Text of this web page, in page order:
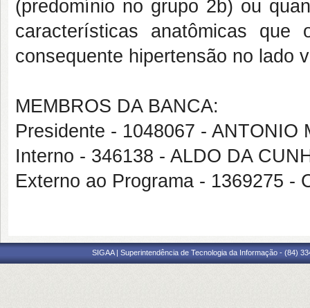
(predomínio no grupo 2b) ou
características anatômicas que
consequente hipertensão no lado
MEMBROS DA BANCA:
Presidente - 1048067 - ANTONIO
Interno - 346138 - ALDO DA
Externo ao Programa - 1369275 -
SIGAA | Superintendência de Tecnologia da Informação - (84)